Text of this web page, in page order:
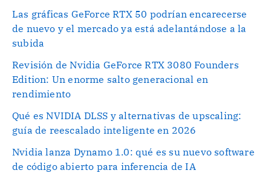
Las gráficas GeForce RTX 50 podrían encarecerse
de nuevo y el mercado ya está adelantándose a la
subida
Revisión de Nvidia GeForce RTX 3080 Founders
Edition: Un enorme salto generacional en
rendimiento
Qué es NVIDIA DLSS y alternativas de upscaling:
guía de reescalado inteligente en 2026
Nvidia lanza Dynamo 1.0: qué es su nuevo software
de código abierto para inferencia de IA